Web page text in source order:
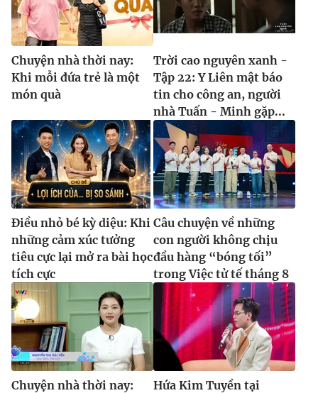
Chuyện nhà thời nay:
Khi mỗi đứa trẻ là một
món quà
Trời cao nguyên xanh -
Tập 22: Y Liên mật báo
tin cho công an, người
nhà Tuấn - Minh gặp...
Điều nhỏ bé kỳ diệu: Khi
những cảm xúc tưởng
tiêu cực lại mở ra bài học
tích cực
Câu chuyện về những
con người không chịu
đầu hàng “bóng tối”
trong Việc tử tế tháng 8
Chuyện nhà thời nay:
Hứa Kim Tuyền tại